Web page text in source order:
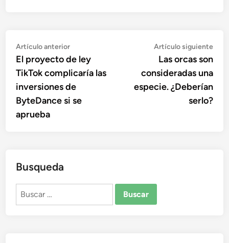
Navegación
de
entradas
Artículo anteriorArtículo
anterior:
El proyecto de ley
TikTok complicaría las
inversiones de
ByteDance si se
aprueba
Artículo siguiente
Las orcas son
consideradas una
especie. ¿Deberían
serlo?
Busqueda
Buscar: